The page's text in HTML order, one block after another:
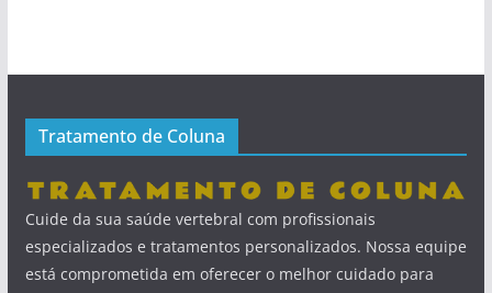
Tratamento de Coluna
Cuide da sua saúde vertebral com profissionais
especializados e tratamentos personalizados. Nossa equipe
está comprometida em oferecer o melhor cuidado para